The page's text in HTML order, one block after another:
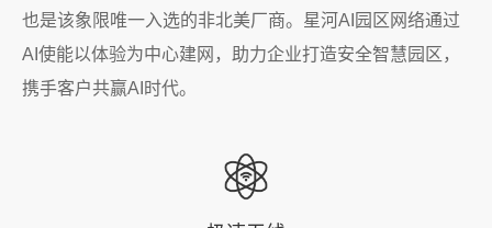
也是该象限唯一入选的非北美厂商。星河AI园区网络通过
AI使能以体验为中心建网，助力企业打造安全智慧园区，
携手客户共赢AI时代。